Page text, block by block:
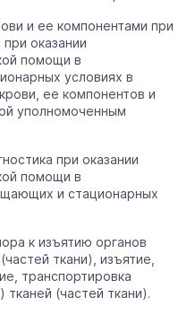
и ее компонентами при
оказании
помощи в
условиях в
ее компонентов и
уполномоченным
при оказании
помощи в
и стационарных
к изъятию органов
ткани), изъятие,
транспортировка
тканей (частей ткани).